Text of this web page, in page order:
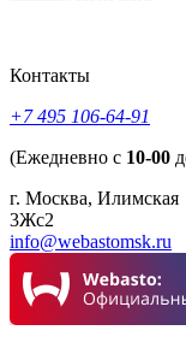
Контакты
+7 495 106-64-91
(Ежедневно с 10-00
г. Москва, Илимская
3Жс2
info@webastomsk.ru